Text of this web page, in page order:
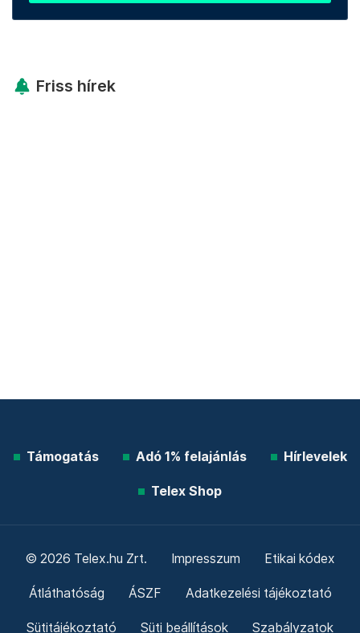
Friss hírek
Támogatás Adó 1% felajánlás Hírlevelek
Telex Shop
© 2026 Telex.hu Zrt. Impresszum Etikai kódex
Átláthatóság ÁSZF Adatkezelési tájékoztató
Sütitájékoztató Süti beállítások Szabályzatok